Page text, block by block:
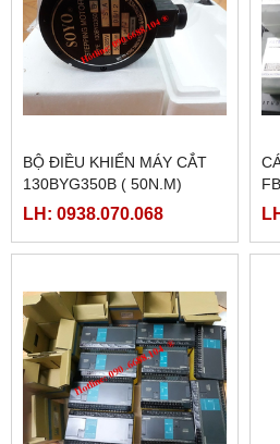
BỘ ĐIỀU KHIỂN MÁY CẮT
130BYG350B ( 50N.M)
LH: 0938.070.068